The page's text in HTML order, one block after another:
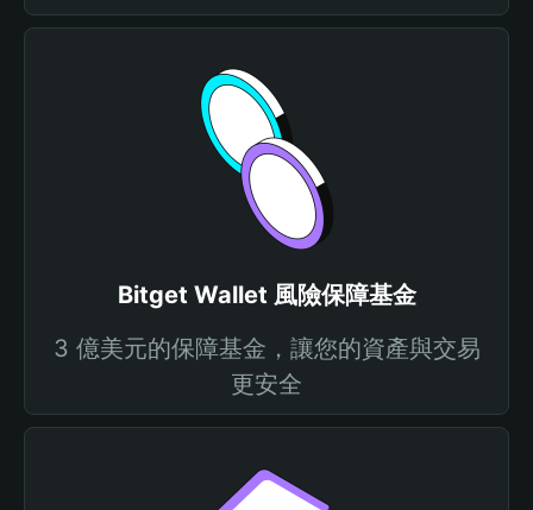
Bitget Wallet 風險保障基金
3 億美元的保障基金，讓您的資產與交易
更安全